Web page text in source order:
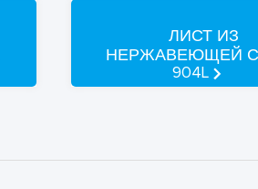
ЛИСТ ИЗ
НЕРЖАВЕЮЩЕЙ
904L